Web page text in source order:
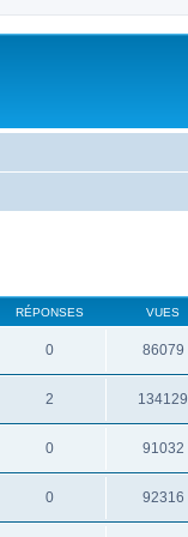
RÉPONSES VUES
0 86079
2 134129
0 91032
0 92316